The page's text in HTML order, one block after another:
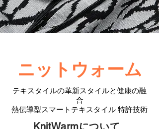
ニットウォーム
テキスタイルの革新スタイルと健康の融
合
熱伝導型スマートテキスタイル 特許技術
KnitWarmについて